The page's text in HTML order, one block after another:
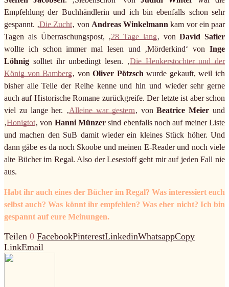
Empfehlung der Buchhändlerin und ich bin ebenfalls schon sehr
gespannt. ‚Die Zucht‚ von Andreas Winkelmann kam vor ein paar
Tagen als Überraschungspost, ‚28 Tage lang‚ vonDavid Safier
wollte ich schon immer mal lesen und ‚Mörderkind‘ von Inge
Löhnig solltet ihr unbedingt lesen. ‚Die Henkerstochter und der
König von Bamberg‚ vonOliver Pötzsch wurde gekauft, weil ich
bisher alle Teile der Reihe kenne und hin und wieder sehr gerne
auch auf Historische Romane zurückgreife. Der letzte ist aber schon
viel zu lange her. ‚Alleine war gestern‚ vonBeatrice Meier und
‚Honigtot‚ von Hanni Münzer sind ebenfalls noch auf meiner Liste
und machen den SuB damit wieder ein kleines Stück höher. Und
dann gäbe es da noch Skoobe und meinen E-Reader und noch viele
alte Bücher im Regal. Also der Lesestoff geht mir auf jeden Fall nie
aus.
Habt ihr auch eines der Bücher im Regal? Was interessiert euch
selbst auch? Was könnt ihr empfehlen? Was eher nicht? Ich bin
gespannt auf eure Meinungen.
Teilen 0 FacebookPinterestLinkedinWhatsappCopy
LinkEmail